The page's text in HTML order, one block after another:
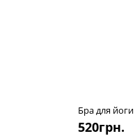
Бра для
520грн.